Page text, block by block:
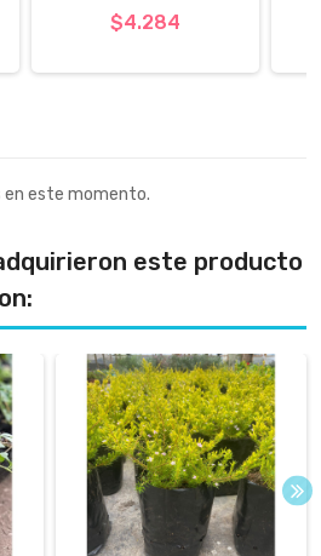
$4.284
en este momento.
este producto